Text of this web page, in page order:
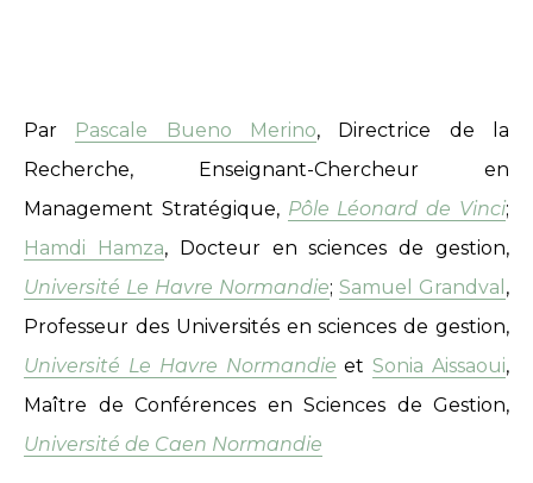
Par Pascale Bueno Merino, Directrice de la
Recherche, Enseignant-Chercheur en
Management Stratégique, Pôle Léonard de Vinci;
Hamdi Hamza, Docteur en sciences de gestion,
Université Le Havre Normandie; Samuel Grandval ,
Professeur des Universités en sciences de gestion,
Université Le Havre Normandie etSonia Aissaoui,
Maître de Conférences en Sciences de Gestion,
Université de Caen Normandie